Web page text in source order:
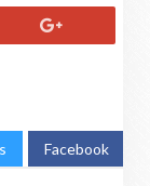
Facebook